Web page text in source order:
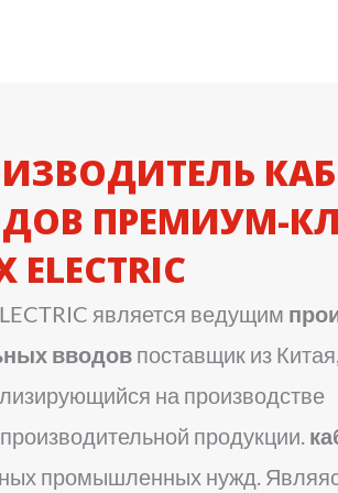
ПРЕМИУМ-
ELECTRIC
является ведущим
вводов поставщик из Китая,
на производстве
продукции.
промышленных нужд.